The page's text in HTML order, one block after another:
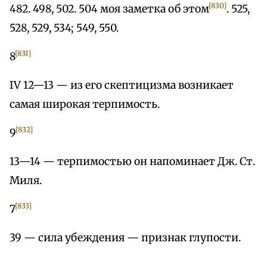
482. 498, 502. 504 моя заметка об этом[830]. 525,
528, 529, 534; 549, 550.
8[831]
IV 12—13 — из его скептицизма возникает
самая широкая терпимость.
9[832]
13—14 — терпимостью он напоминает Дж. Ст.
Миля.
7[833]
39 — сила убеждения — признак глупости.